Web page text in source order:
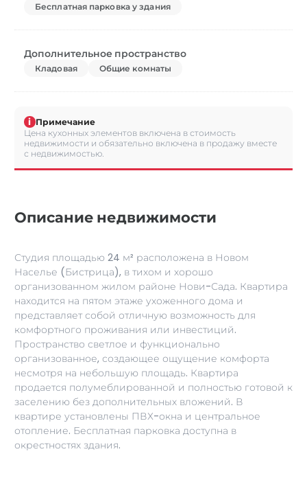
Бесплатная парковка у здания
Дополнительное пространство
Кладовая Общие комнаты
i Примечание
Цена кухонных элементов включена в стоимость
недвижимости и обязательно включена в продажу вместе
с недвижимостью.
Описание недвижимости
Студия площадью 24 м² расположена в Новом
Населье (Бистрица), в тихом и хорошо
организованном жилом районе Нови-Сада. Квартира
находится на пятом этаже ухоженного дома и
представляет собой отличную возможность для
комфортного проживания или инвестиций.
Пространство светлое и функционально
организованное, создающее ощущение комфорта
несмотря на небольшую площадь. Квартира
продается полумеблированной и полностью готовой к
заселению без дополнительных вложений. В
квартире установлены ПВХ-окна и центральное
отопление. Бесплатная парковка доступна в
окрестностях здания.